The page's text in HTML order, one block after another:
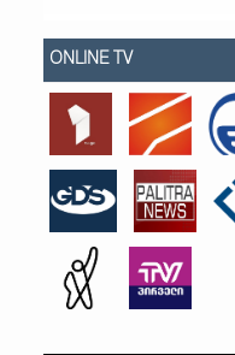
ONLINE TV